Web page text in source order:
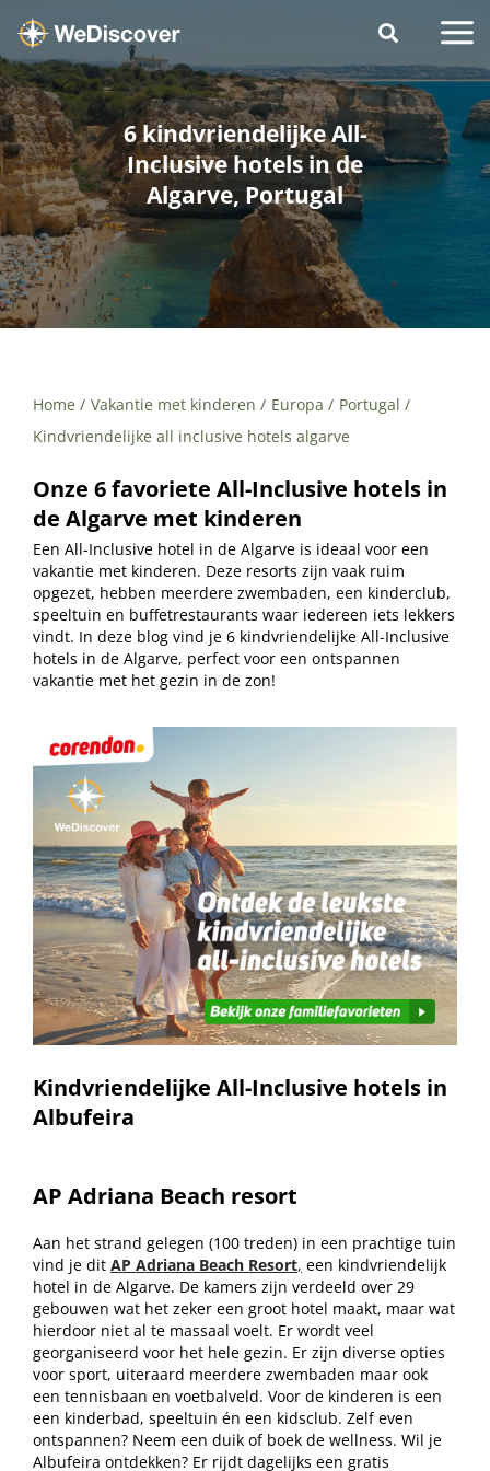
6 kindvriendelijke All-
Inclusive hotels in de
Algarve, Portugal
Home Vakantie met kinderen Europa
Portugal
Kindvriendelijke all inclusive hotels algarve
Onze 6 favoriete All-Inclusive hotels in
de Algarve met kinderen
Een All-Inclusive hotel in de Algarve is ideaal voor een
vakantie met kinderen. Deze resorts zijn vaak ruim
opgezet, hebben meerdere zwembaden, een kinderclub,
speeltuin en buffetrestaurants waar iedereen iets lekkers
vindt. In deze blog vind je 6 kindvriendelijke All-Inclusive
hotels in de Algarve, perfect voor een ontspannen
vakantie met het gezin in de zon!
Kindvriendelijke All-Inclusive hotels in
Albufeira
AP Adriana Beach resort
Aan het strand gelegen (100 treden) in een prachtige tuin
vind je dit AP Adriana Beach Resort, een kindvriendelijk
hotel in de Algarve. De kamers zijn verdeeld over 29
gebouwen wat het zeker een groot hotel maakt, maar wat
hierdoor niet al te massaal voelt. Er wordt veel
georganiseerd voor het hele gezin. Er zijn diverse opties
voor sport, uiteraard meerdere zwembaden maar ook
een tennisbaan en voetbalveld. Voor de kinderen is een
een kinderbad, speeltuin én een kidsclub. Zelf even
ontspannen? Neem een duik of boek de wellness. Wil je
Albufeira ontdekken? Er rijdt dagelijks een gratis